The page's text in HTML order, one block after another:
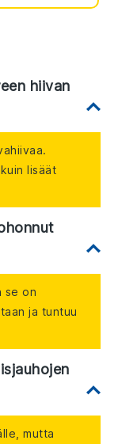
hiivan
lisäät
se on
ja tuntuu
mutta